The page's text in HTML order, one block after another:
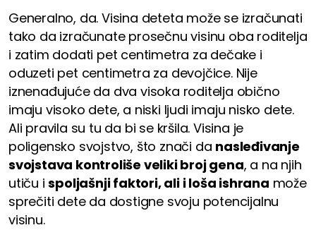
Generalno, da. Visina deteta može se izračunati
tako da izračunate prosečnu visinu oba roditelja
i zatim dodati pet centimetra za dečake i
oduzeti pet centimetra za devojčice. Nije
iznenađujuće da dva visoka roditelja obično
imaju visoko dete, a niski ljudi imaju nisko dete.
Ali pravila su tu da bi se kršila. Visina je
poligensko svojstvo, što znači da nasleđivanje
svojstava kontroliše veliki broj gena, a na njih
utiču ispoljašnji faktori, ali i loša ishrana može
sprečiti dete da dostigne svoju potencijalnu
visinu.